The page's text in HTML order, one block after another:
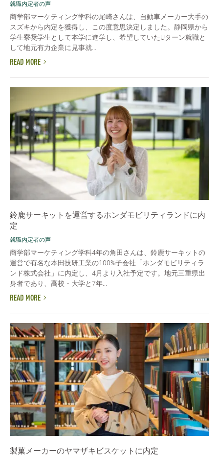
就職内定者の声
商学部マーケティング学科の尾崎さんは、自動車メーカー大手の
スズキから内定を獲得し、この度意思決定しました。静岡県から
学生寮奨学生として本学に進学し、希望していたUターン就職と
して地元有力企業に見事就...
READ MORE
鈴鹿サーキットを運営するホンダモビリティランドに内
定
就職内定者の声
商学部マーケティング学科4年の角田さんは、鈴鹿サーキットの
運営で有名な本田技研工業の100%子会社「ホンダモビリティラ
ンド株式会社」に内定し、4月より入社予定です。地元三重県出
身者であり、高校・大学と7年...
READ MORE
製菓メーカーのヤマザキビスケットに内定